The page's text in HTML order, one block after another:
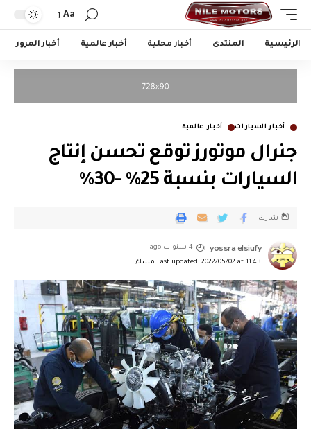
Aa
الرئيسية المنتدى أخبار محلية أخبار عالمية أخبار المرور
أخبار السيارات أخبار عالمية
جنرال موتورز توقع تحسن إنتاج
السيارات بنسبة 25٪ -30٪
Last updated: 2022/05/02 at 11:43 مساءً
yossra elsiufy 4 سنوات ago
شارك